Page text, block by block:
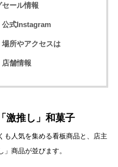
ール情報
公式Instagram
所やアクセスは
店舗情報
激推し」和菓子
も人気を集める看板商品と、店主
商品が並びます。